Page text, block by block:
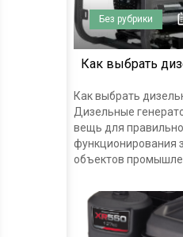
Без рубрики
Как выбрать
Как выбрать
Дизельные
вещь для
функционирования
объектов